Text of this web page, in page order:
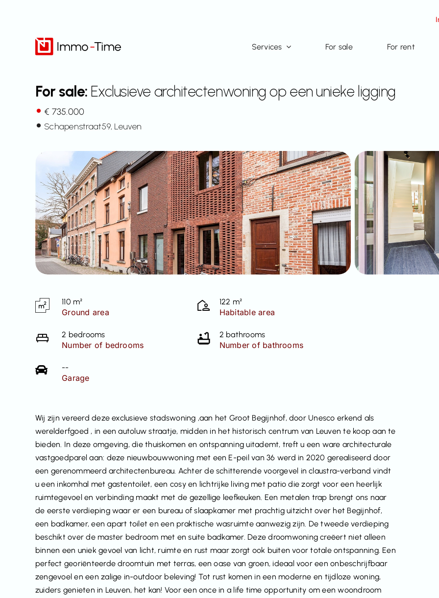
Services For sale For rent
For sale: Exclusieve architectenwoning op een unieke ligging
€ 735.000
Schapenstraat59, Leuven
110 m²
Ground area
122 m²
Habitable area
2 bedrooms
Number of bedrooms
2 bathrooms
Number of bathrooms
--
Garage
Wij zijn vereerd deze exclusieve stadswoning ,aan het Groot Begijnhof, door Unesco erkend als
werelderfgoed , in een autoluw straatje, midden in het historisch centrum van Leuven te koop aan te
bieden. In deze omgeving, die thuiskomen en ontspanning uitademt, treft u een ware architecturale
vastgoedparel aan: deze nieuwbouwwoning met een E-peil van 36 werd in 2020 gerealiseerd door
een gerenommeerd architectenbureau. Achter de schitterende voorgevel in claustra-verband vindt
u een inkomhal met gastentoilet, een cosy en lichtrijke living met patio die zorgt voor een heerlijk
ruimtegevoel en verbinding maakt met de gezellige leefkeuken. Een metalen trap brengt ons naar
de eerste verdieping waar er een bureau of slaapkamer met prachtig uitzicht over het Begijnhof,
een badkamer, een apart toilet en een praktische wasruimte aanwezig zijn. De tweede verdieping
beschikt over de master bedroom met en suite badkamer. Deze droomwoning creëert niet alleen
binnen een uniek gevoel van licht, ruimte en rust maar zorgt ook buiten voor totale ontspanning. Een
perfect georiënteerde droomtuin met terras, een oase van groen, ideaal voor een onbeschrijfbaar
zengevoel en een zalige in-outdoor beleving! Tot rust komen in een moderne en tijdloze woning,
zuiders genieten in Leuven, het kan! Voor een once in a life time opportunity om een woondroom